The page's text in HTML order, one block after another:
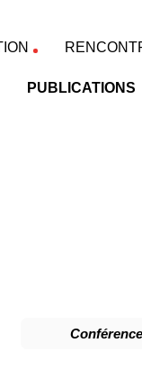
PUBLICATIONS
Conférence